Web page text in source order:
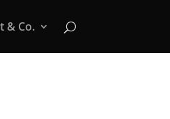
& Co.